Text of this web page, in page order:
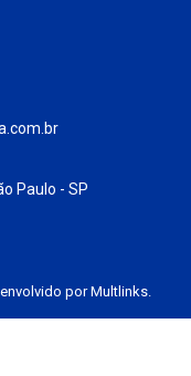
Paulo - SP
porMultlinks